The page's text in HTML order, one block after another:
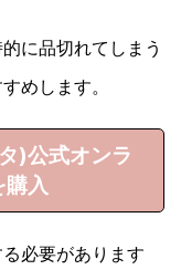
に品切れてしまう
めします。
)公式オンラ
入
必要があります